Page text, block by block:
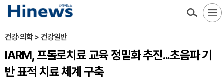
건강·의학 > 건강일반
IARM, 프롤로치료 교육 정밀화 추진...초음파 기
반 표적 치료 체계 구축